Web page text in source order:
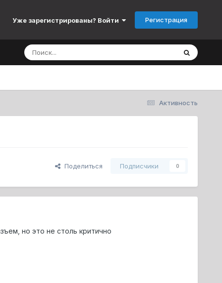
Уже зарегистрированы? Войти Регистрация
Активность
Поделиться Подписчики 0
но это не столь критично